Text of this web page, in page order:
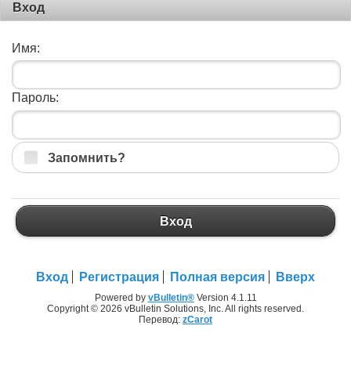
Вход
Имя:
Пароль:
Запомнить?
Вход
Вход Регистрация Полная версия Вверх
Powered by vBulletin®Version 4.1.11
Copyright © 2026 vBulletin Solutions, Inc. All rights reserved.
Перевод: zCarot